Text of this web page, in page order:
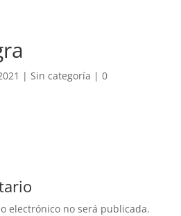
| Sin categoría | 0
electrónico no será publicada.